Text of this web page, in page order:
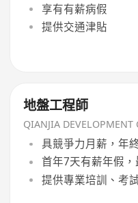
享有有薪病假
提供交通津貼
地盤工程師
QIANJIA DEVELOPMENT
具競爭力月薪，年
首年7天有薪年假
提供專業培訓、考